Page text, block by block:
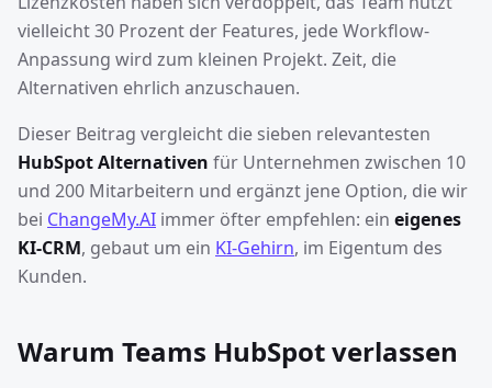
vielleicht 30 Prozent der Features, jede Workflow-
Anpassung wird zum kleinen Projekt. Zeit, die
Alternativen ehrlich anzuschauen.
Dieser Beitrag vergleicht die sieben relevantesten
HubSpot Alternativen für Unternehmen zwischen 10
und 200 Mitarbeitern und ergänzt jene Option, die wir
bei ChangeMy.AI immer öfter empfehlen: ein eigenes
KI-CRM, gebaut um ein KI-Gehirn, im Eigentum des
Kunden.
Warum Teams HubSpot verlassen